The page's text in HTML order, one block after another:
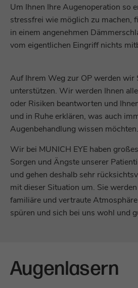
Um Ihnen Ihre Augenoperation so
stressfrei wie möglich zu machen,
in einem angenehmen
vom eigentlichen Eingriff nichts
Auf Ihrem Weg zur OP werden wir
unterstützen. Wir werden Ihnen
oder Risiken beantworten und
und in Ruhe erklären, was auch
Augenbehandlung wissen möchten.
Wir bei MUNICH EYE haben
Sorgen und Ängste unserer
und gehen deshalb sehr
mit dieser Situation um. Sie
familiäre und vertraute
spüren und sich bei uns wohl und
Augenlasern